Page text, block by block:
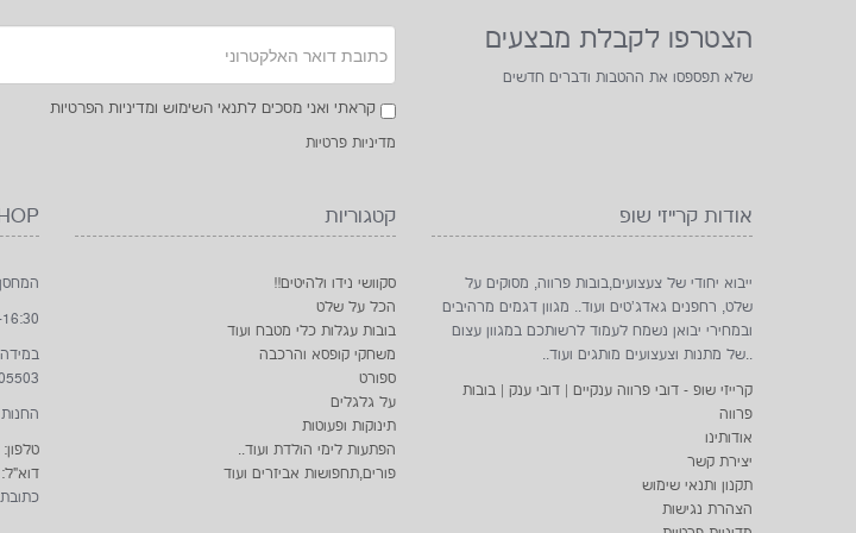
הצטרפו לקבלת מבצעים
שלא תפספסו את ההטבות ודברים חדשים
קראתי ואני מסכים לתנאי השימוש ומדיניות הפרטיות
מדיניות פרטיות
אודות קרייזי שופ
ייבוא יחודי של צעצועים,בובות פרווה, מסוקים על
שלט, רחפנים גאדג'טים ועוד.. מגוון דגמים מרהיבים
ובמחירי יבואן נשמח לעמוד לרשותכם במגוון עצום
..של מתנות וצעצועים מותגים ועוד..
קרייזי שופ - דובי פרווה ענקיים | דובי ענק | בובות
פרווה
אודותינו
יצירת קשר
תקנון ותנאי שימוש
הצהרת נגישות
קטגוריות
סקוושי נידו ולהיטים!!
הכל על שלט
בובות עגלות כלי מטבח ועוד
משחקי קופסא והרכבה
ספורט
על גלגלים
תינוקות ופעוטות
הפתעות לימי הולדת ועוד..
פורים,תחפושות אביזרים ועוד
החנות
טלפון: 052-6105503
דוא"ל: 88shilas@gmail.com